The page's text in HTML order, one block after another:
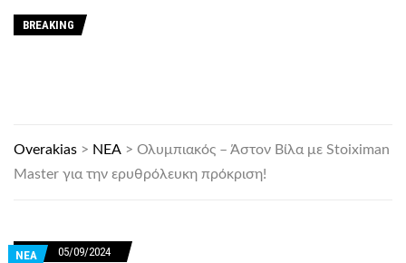
BREAKING
Overakias > ΝΕΑ > Ολυμπιακός – Άστον Βίλα με Stoiximan
Master για την ερυθρόλευκη πρόκριση!
ΝΕΑ 05/09/2024